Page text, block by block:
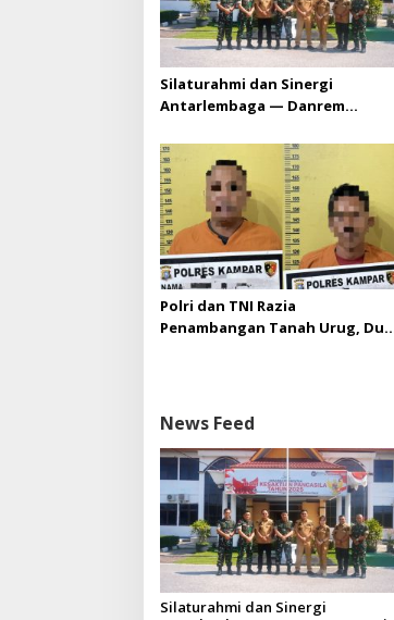
Silaturahmi dan Sinergi
Antarlembaga — Danrem
Kejaksaan Negeri Kuansing
Polri dan TNI Razia
Penambangan Tanah Urug, Dua
News Feed
Silaturahmi dan Sinergi